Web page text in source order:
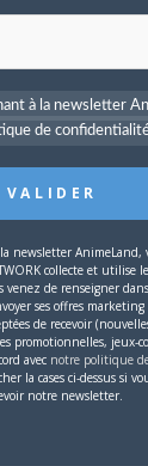
minimum mes
pour
Cobayanim!),
le film pour
recherches
et les noms.
je n'ai
“Chihiro” (les
quand Yubaba
son nom, il ne
son nouveau
un puisque
mais aussi “plein
à la newsletter
de
newsletter AnimeLand,
collecte et utilise
venez de renseigner
ses offres marketing
de recevoir
promotionnelles, jeux-
avec notre politique
la cases ci-dessus si
notre newsletter.